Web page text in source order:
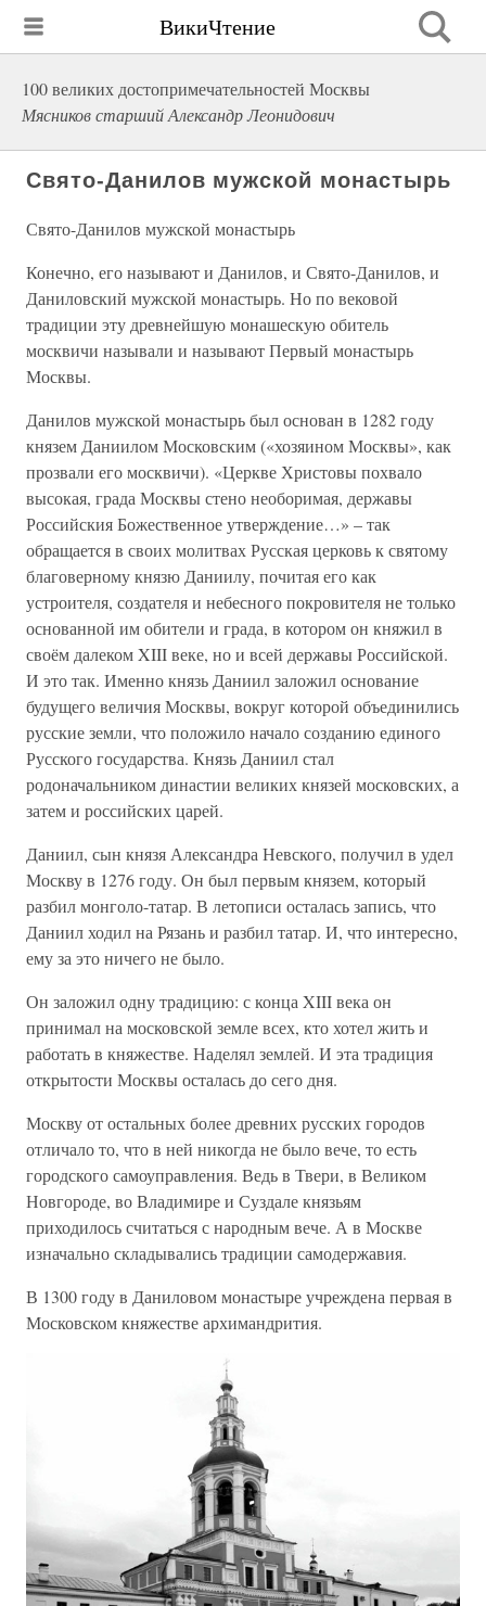
ВикиЧтение
100 великих достопримечательностей Москвы
Мясников старший Александр Леонидович
Свято-Данилов мужской монастырь
Свято-Данилов мужской монастырь
Конечно, его называют и Данилов, и Свято-Данилов, и
Даниловский мужской монастырь. Но по вековой
традиции эту древнейшую монашескую обитель
москвичи называли и называют Первый монастырь
Москвы.
Данилов мужской монастырь был основан в 1282 году
князем Даниилом Московским («хозяином Москвы», как
прозвали его москвичи). «Церкве Христовы похвало
высокая, града Москвы стено необоримая, державы
Российския Божественное утверждение…» – так
обращается в своих молитвах Русская церковь к святому
благоверному князю Даниилу, почитая его как
устроителя, создателя и небесного покровителя не только
основанной им обители и града, в котором он княжил в
своём далеком XIII веке, но и всей державы Российской.
И это так. Именно князь Даниил заложил основание
будущего величия Москвы, вокруг которой объединились
русские земли, что положило начало созданию единого
Русского государства. Князь Даниил стал
родоначальником династии великих князей московских, а
затем и российских царей.
Даниил, сын князя Александра Невского, получил в удел
Москву в 1276 году. Он был первым князем, который
разбил монголо-татар. В летописи осталась запись, что
Даниил ходил на Рязань и разбил татар. И, что интересно,
ему за это ничего не было.
Он заложил одну традицию: с конца XIII века он
принимал на московской земле всех, кто хотел жить и
работать в княжестве. Наделял землей. И эта традиция
открытости Москвы осталась до сего дня.
Москву от остальных более древних русских городов
отличало то, что в ней никогда не было вече, то есть
городского самоуправления. Ведь в Твери, в Великом
Новгороде, во Владимире и Суздале князьям
приходилось считаться с народным вече. А в Москве
изначально складывались традиции самодержавия.
В 1300 году в Даниловом монастыре учреждена первая в
Московском княжестве архимандрития.